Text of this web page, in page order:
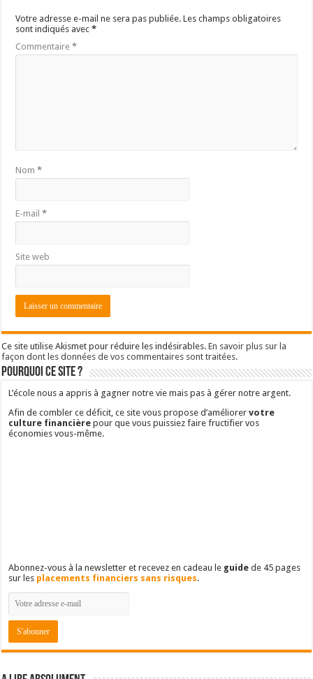
Votre adresse e-mail ne sera pas publiée. Les champs obligatoires
sont indiqués avec*
Commentaire*
Nom*
E-mail*
Site web
Ce site utilise Akismet pour réduire les indésirables.En savoir plus sur la
façon dont les données de vos commentaires sont traitées.
Pourquoi ce site ?
L’école nous a appris à gagner notre vie mais pas à gérer notre argent.
Afin de combler ce déficit, ce site vous propose d’améliorervotre
culture financière pour que vous puissiez faire fructifier vos
économies vous-même.
Abonnez-vous à la newsletter et recevez en cadeau le guide de 45 pages
sur les placements financiers sans risques.